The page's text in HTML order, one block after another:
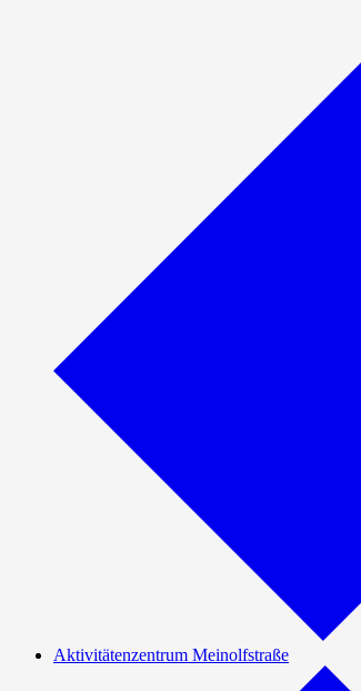
Aktivitätenzentrum Meinolfstraße